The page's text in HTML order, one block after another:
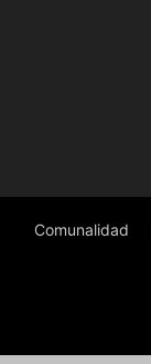
Comunalidad